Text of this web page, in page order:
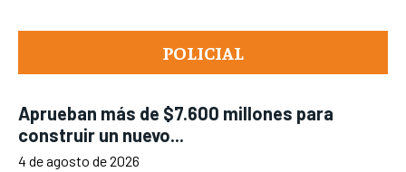
POLICIAL
Aprueban más de $7.600 millones para
construir un nuevo...
4 de agosto de 2026